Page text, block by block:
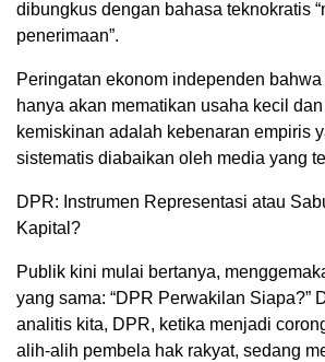
dibungkus dengan bahasa teknokratis
penerimaan”.
Peringatan ekonom independen
hanya akan mematikan usaha kecil
kemiskinan adalah kebenaran empiris
sistematis diabaikan oleh media yang
DPR: Instrumen Representasi atau
Kapital?
Publik kini mulai bertanya,
yang sama: “DPR Perwakilan Siapa?”
analitis kita, DPR, ketika menjadi
alih-alih pembela hak rakyat, sedang